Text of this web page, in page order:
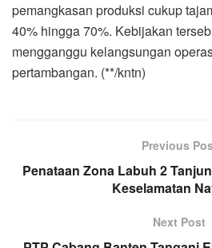
pemangkasan produksi cukup
40% hingga 70%. Kebijakan
mengganggu kelangsungan
pertambangan. (**/kntn)
Previous
Penataan Zona Labuh 2
Keselamatan
Next Post